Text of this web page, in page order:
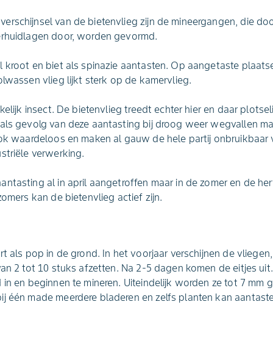
van de bietenvlieg zijn de mineergangen, die
door, worden gevormd.
kroot en biet als spinazie aantasten. Op aangetaste
vlieg lijkt sterk op de kamervlieg.
insect. De bietenvlieg treedt echter hier en daar
gevolg van deze aantasting bij droog weer wegvallen
waardeloos en maken al gauw de hele partij onbruikbaar
verwerking.
al in april aangetroffen maar in de zomer en de
kan de bietenvlieg actief zijn.
als pop in de grond. In het voorjaar verschijnen de
2 tot 10 stuks afzetten. Na 2-5 dagen komen de eitjes
en beginnen te mineren. Uiteindelijk worden ze tot 7 mm
één made meerdere bladeren en zelfs planten kan